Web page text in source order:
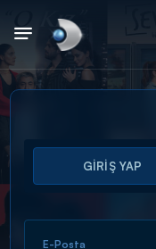
Arama
ARAMA
GİRİŞ YAP
E-Posta